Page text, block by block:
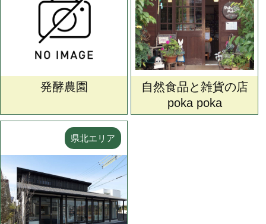
発酵農園
自然食品と雑貨の店
poka poka
県北エリア